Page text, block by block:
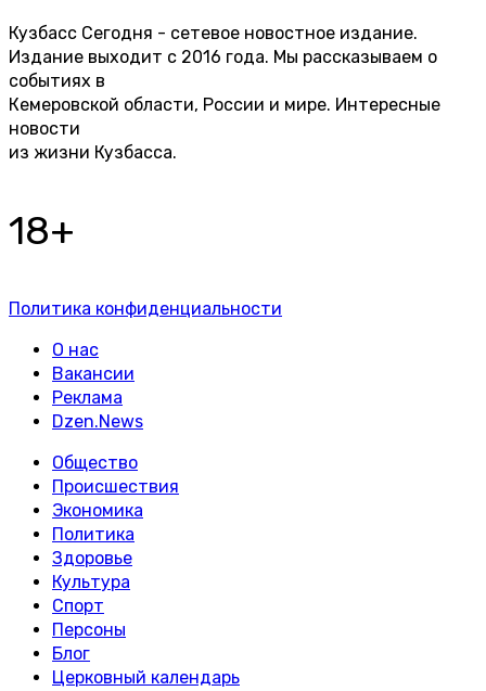
Кузбасс Сегодня - сетевое новостное издание.
Издание выходит с 2016 года. Мы рассказываем о
событиях в
Кемеровской области, России и мире. Интересные
новости
из жизни Кузбасса.
18+
Политика конфиденциальности
О нас
Вакансии
Реклама
Dzen.News
Общество
Происшествия
Экономика
Политика
Здоровье
Культура
Спорт
Персоны
Блог
Церковный календарь